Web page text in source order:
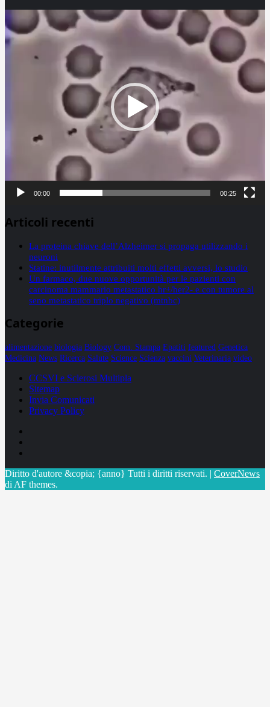
Player
00:00 00:25
Articoli recenti
La proteina chiave dell’Alzheimer si propaga utilizzando i
neuroni
Statine: inutilmente attribuiti molti effetti avversi, lo studio
Un farmaco, due nuove opportunità per le pazienti con
carcinoma mammario metastatico hr+/her2- e con tumore al
seno metastatico triplo negativo (mtnbc)
Categorie
alimentazione biologia Biology Com. Stampa Epatiti featured Genetica
Medicina News Ricerca Salute Science Scienza vaccini Veterinaria video
CCSVI e Sclerosi Multipla
Sitemap
Invia Comunicati
Privacy Policy
Diritto d'autore &copia; {anno} Tutti i diritti riservati. | CoverNews
di AF themes.